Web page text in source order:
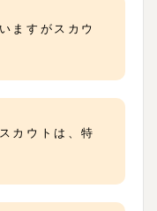
ますがスカウ
カウトは、特